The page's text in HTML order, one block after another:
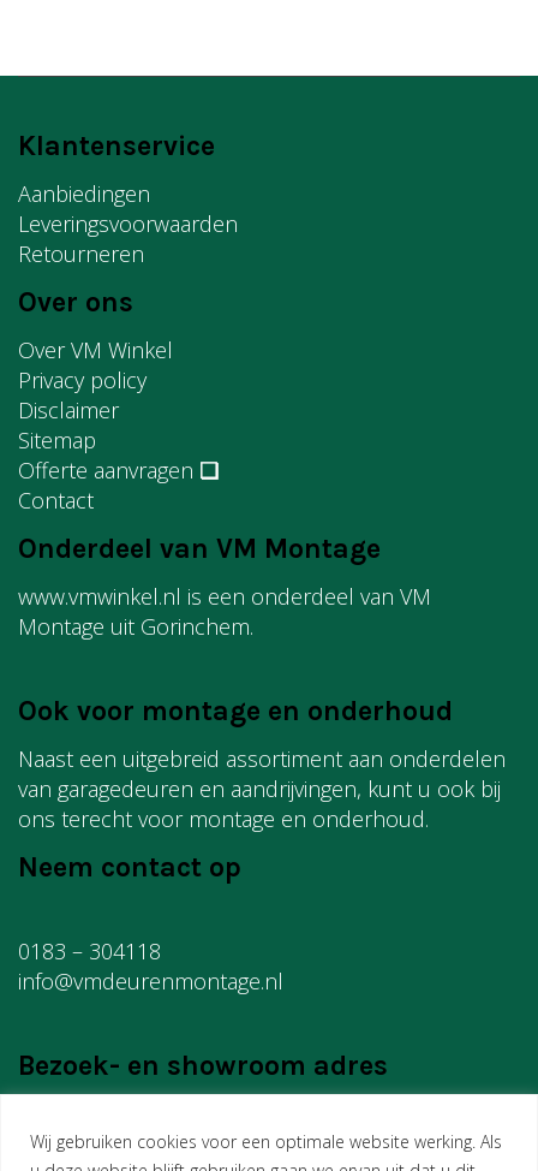
Wij gebruiken cookies voor een optimale website werking. Als
Klantenservice
Aanbiedingen
Leveringsvoorwaarden
Retourneren
Over ons
Over VM Winkel
Privacy policy
Disclaimer
Sitemap
Offerte aanvragen ❏
Contact
Onderdeel van VM Montage
www.vmwinkel.nl is een onderdeel van VM
Montage uit Gorinchem.
Ook voor montage en onderhoud
Naast een uitgebreid assortiment aan onderdelen
van garagedeuren en aandrijvingen, kunt u ook bij
ons terecht voor montage en onderhoud.
Neem contact op
0183 – 304118
info@vmdeurenmontage.nl
Bezoek- en showroom adres
VM Montage